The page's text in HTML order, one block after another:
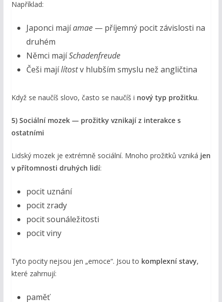
Například:
Japonci majíamae— příjemný pocit závislosti na
druhém
Němci majíSchadenfreude
Češi majílítostv hlubším smyslu než angličtina
Když se naučíš slovo, často se naučíš i nový typ prožitku.
5) Sociální mozek — prožitky vznikají z interakce s
ostatními
Lidský mozek je extrémně sociální. Mnoho prožitků vzniká jen
v přítomnosti druhých lidí:
pocit uznání
pocit zrady
pocit sounáležitosti
pocit viny
Tyto pocity nejsou jen „emoce“. Jsou to komplexní stavy,
které zahrnují:
paměť